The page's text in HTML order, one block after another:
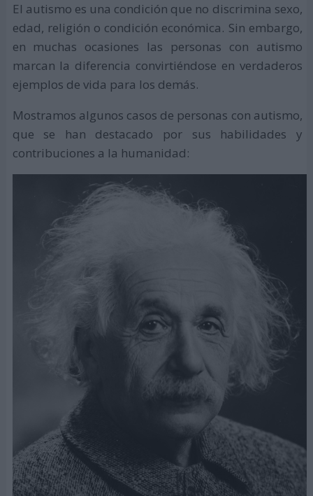
El autismo es una condición que no discrimina sexo,
edad, religión o condición económica. Sin embargo,
en muchas ocasiones las personas con autismo
marcan la diferencia convirtiéndose en verdaderos
ejemplos de vida para los demás.
Mostramos algunos casos de personas con autismo,
que se han destacado por sus habilidades y
contribuciones a la humanidad: